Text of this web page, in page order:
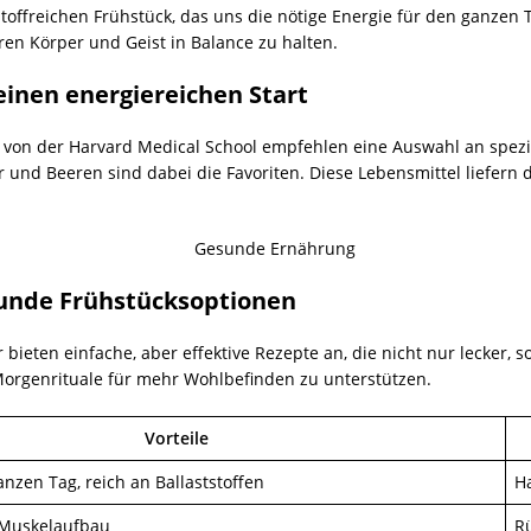
Frühstück, das uns die nötige Energie für den
Körper und Geist in Balance zu halten.
energiereichen Start
der Harvard Medical School empfehlen eine Auswahl an
und Beeren sind dabei die Favoriten. Diese Lebensmittel
Frühstücksoptionen
bieten einfache, aber effektive Rezepte an, die nicht nur lecker,
für mehr Wohlbefinden zu unterstützen.
Vorteile
Tag, reich an Ballaststoffen